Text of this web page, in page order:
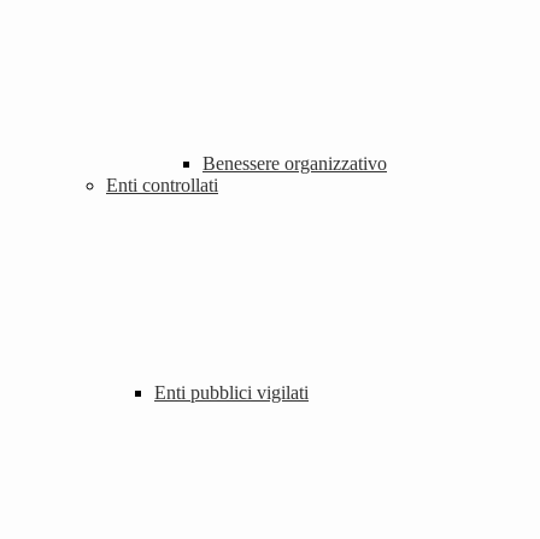
Benessere organizzativo
Enti controllati
Enti pubblici vigilati